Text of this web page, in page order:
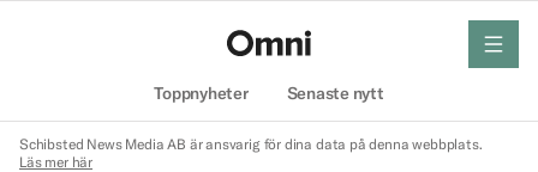
Toppnyheter Senaste nytt
meny
Schibsted News Media AB är ansvarig för dina data på denna webbplats.
Läs mer här